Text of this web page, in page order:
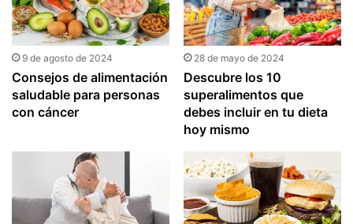
9 de agosto de 2024
Consejos de alimentación
saludable para personas
con cáncer
28 de mayo de 2024
Descubre los 10
superalimentos que
debes incluir en tu dieta
hoy mismo